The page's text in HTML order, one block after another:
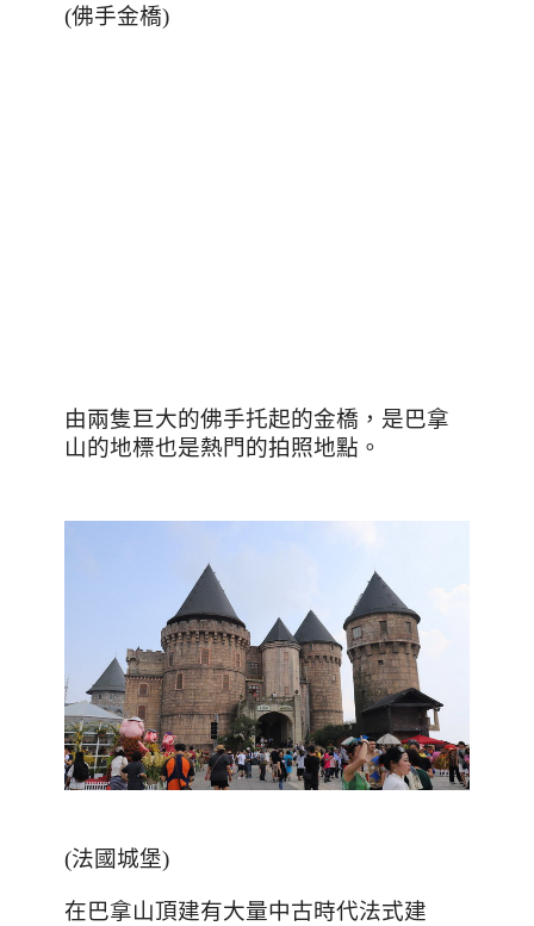
(佛手金橋)
由兩隻巨大的佛手托起的金橋，是巴拿
山的地標也是熱門的拍照地點。
(法國城堡)
在巴拿山頂建有大量中古時代法式建